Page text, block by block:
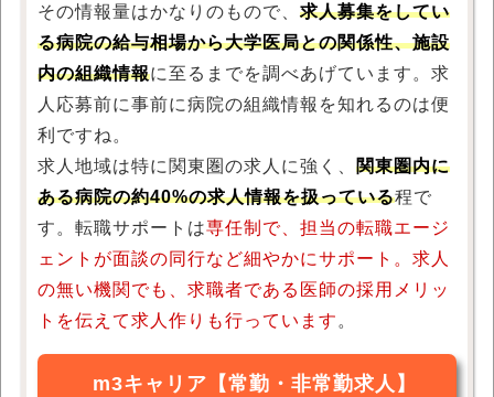
その情報量はかなりのもので、 求人募集をしてい
る病院の給与相場から大学医局との関係性、施設
内の組織情報に至るまでを調べあげています。求
人応募前に事前に病院の組織情報を知れるのは便
利ですね。
求人地域は特に関東圏の求人に強く、 関東圏内に
ある病院の約40%の求人情報を扱っている程で
す。転職サポートは専任制で、担当の転職エージ
ェントが面談の同行など細やかにサポート。求人
の無い機関でも、求職者である医師の採用メリッ
トを伝えて求人作りも行っています 。
m3キャリア【常勤・非常勤求人】